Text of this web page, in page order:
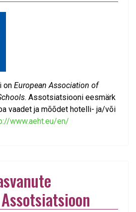
on European Association of
. Assotsiatsiooni eesmärk
vaadet ja mõõdet hotelli- ja/või
www.aeht.eu/en/